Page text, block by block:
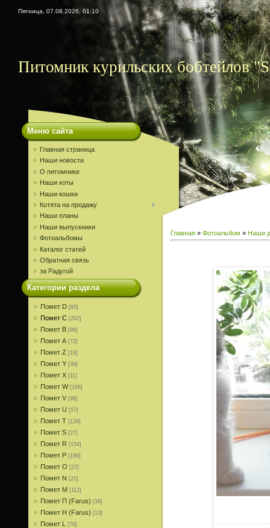
Пятница, 07.08.2026, 01:10
Питомник курильских бобтейлов
Меню сайта
Главная страница
Наши новости
О питомнике
Наши коты
Наши кошки
Котята на продажу
Наши планы
Наши выпускники
Фотоальбомы
Каталог статей
Обратная связь
за Радугой
Категории раздела
Помет D [80]
Помет С [202]
Помет В [86]
Помет A [72]
Помет Z [19]
Помет Y [39]
Помет X [11]
Помет W [166]
Помет V [98]
Помет U [57]
Помет T [128]
Помет S [27]
Помет R [154]
Помет P [188]
Помет О [27]
Помет N [21]
Помет M [112]
Помет П (Farus) [39]
Помет Н (Farus) [13]
Помет L [78]
Главная » Фотоальбом » Наши